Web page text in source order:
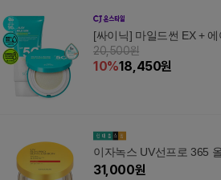
[싸이닉] 마일드썬 EX +
20,500원
10%18,450원
이자녹스 UV선프로 365
31,000원